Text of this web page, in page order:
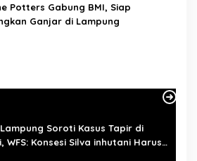
Potters Gabung BMI, Siap
Ganjar di Lampung
Lampung Soroti Kasus Tapir di
WFS: Konsesi Silva inhutani Harus